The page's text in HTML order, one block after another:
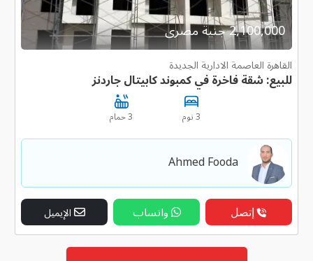
2,100,000 جنية مصرى
القاهرة العاصمة الادارية الجديدة
للبيع: شقة فاخرة في كمبوند كابيتال جاردنز
3 نوم 3 حمام
Ahmed Fooda
إتصل واتساب الإيميل